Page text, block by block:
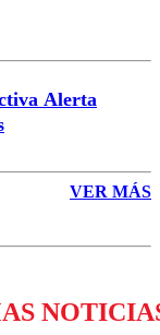
Alerta
VER MÁS